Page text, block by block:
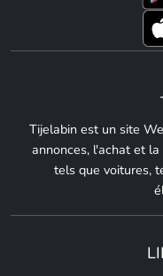
Tijelabin est un site
annonces, l'achat et
tels que voitures,